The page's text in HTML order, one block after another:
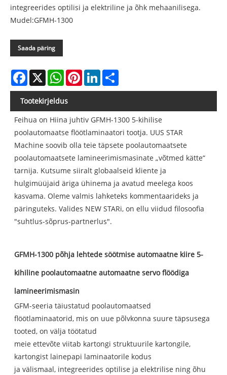
integreerides optilisi ja elektriline ja õhk mehaanilisega.
Mudel:GFMH-1300
Saada päring
Facebook
X WhatsAppPinterestLinkedIn
Tootekirjeldus
Feihua on Hiina juhtiv GFMH-1300 5-kihilise
poolautomaatse flöötlaminaatori tootja. UUS STAR
Machine soovib olla teie täpsete poolautomaatsete
poolautomaatsete lamineerimismasinate „võtmed kätte“
tarnija. Kutsume siiralt globaalseid kliente ja
hulgimüüjaid äriga ühinema ja avatud meelega koos
kasvama. Oleme valmis lahketeks kommentaarideks ja
päringuteks. Valides NEW STARi, on ellu viidud filosoofia
"suhtlus-sõprus-partnerlus".
GFMH-1300 põhja lehtede söötmise automaatne kiire 5-
kihiline poolautomaatne automaatne servo flöödiga
lamineerimismasin
GFM-seeria täiustatud poolautomaatsed
flöötlaminaatorid, mis on uue põlvkonna suure täpsusega
tooted, on välja töötatud
meie ettevõte viitab kartongi struktuurile kartongile,
kartongist lainepapi laminaatorile kodus
ja välismaal, integreerides optilise ja elektrilise ning õhu